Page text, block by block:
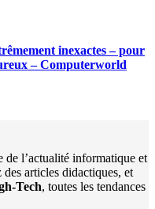
inexactes – pour
– Computerworld
de l’actualité informatique et
articles didactiques, et
Tech, toutes les tendances